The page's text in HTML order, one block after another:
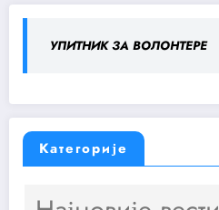
УПИТНИК ЗА ВОЛОНТЕРЕ
Категорије